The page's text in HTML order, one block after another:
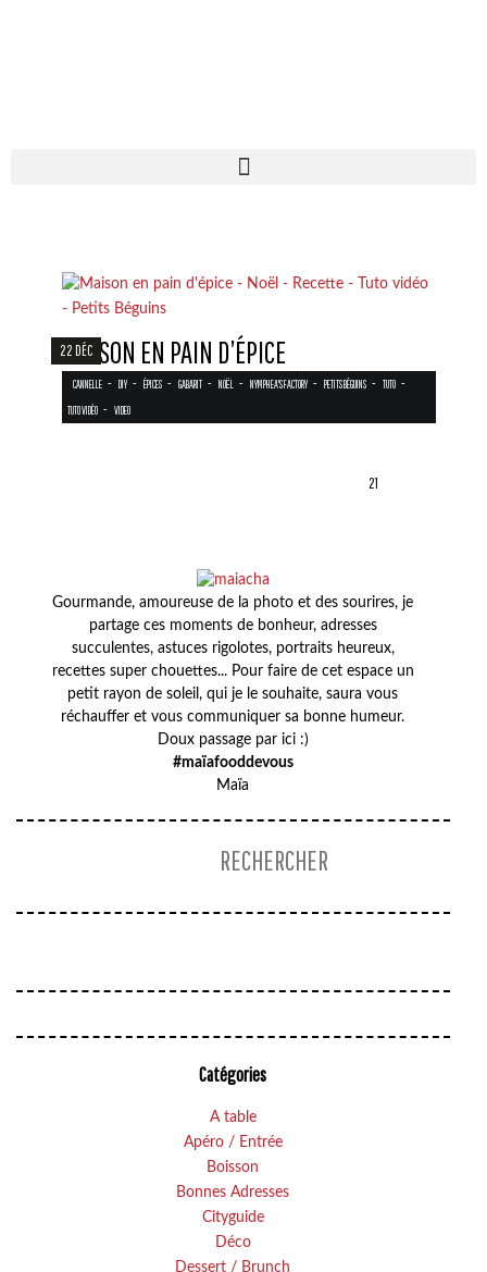
22 DÉC
MAISON EN PAIN D’ÉPICE
CANNELLE - DIY - ÉPICES - GABARIT - NOËL - NYMPHEA'S FACTORY - PETITS BÉGUINS - TUTO -
TUTO VIDÉO - VIDEO
21
Gourmande, amoureuse de la photo et des sourires, je
partage ces moments de bonheur, adresses
succulentes, astuces rigolotes, portraits heureux,
recettes super chouettes... Pour faire de cet espace un
petit rayon de soleil, qui je le souhaite, saura vous
réchauffer et vous communiquer sa bonne humeur.
Doux passage par ici :)
#maïafooddevous
Maïa
Catégories
A table
Apéro / Entrée
Boisson
Bonnes Adresses
Cityguide
Déco
Dessert / Brunch